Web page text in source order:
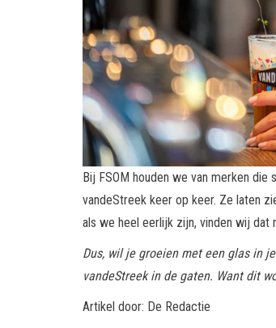
Bij FSOM houden we van merken
vandeStreek keer op keer. Ze laten
als we heel eerlijk zijn, vinden wij dat
Dus, wil je groeien met een glas in
vandeStreek in de gaten. Want dit
Artikel door: De Redactie